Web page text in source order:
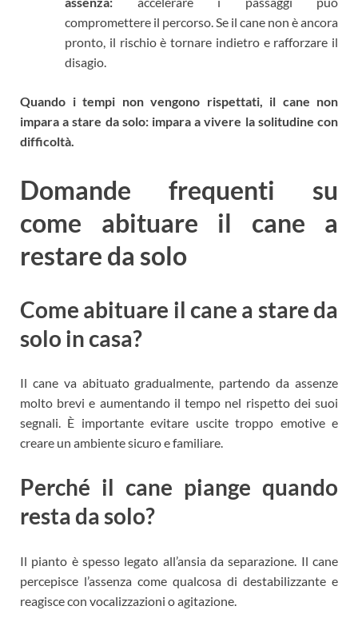
compromettere il percorso. Se il cane non è ancora
pronto, il rischio è tornare indietro e rafforzare il
disagio.
Quando i tempi non vengono rispettati, il cane non
impara a stare da solo: impara a vivere la solitudine con
difficoltà.
Domande frequenti su
come abituare il cane a
restare da solo
Come abituare il cane a stare da
solo in casa?
Il cane va abituato gradualmente, partendo da assenze
molto brevi e aumentando il tempo nel rispetto dei suoi
segnali. È importante evitare uscite troppo emotive e
creare un ambiente sicuro e familiare.
Perché il cane piange quando
resta da solo?
Il pianto è spesso legato all’ansia da separazione. Il cane
percepisce l’assenza come qualcosa di destabilizzante e
reagisce con vocalizzazioni o agitazione.